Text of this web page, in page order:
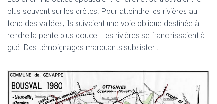
plus souvent sur les crêtes. Pour atteindre les rivières au
fond des vallées, ils suivaient une voie oblique destinée à
rendre la pente plus douce. Les rivières se franchissaient à
gué. Des témoignages marquants subsistent.